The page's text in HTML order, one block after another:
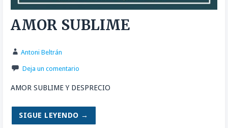
AMOR SUBLIME
Antoni Beltrán
Deja un comentario
AMOR SUBLIME Y DESPRECIO
SIGUE LEYENDO →